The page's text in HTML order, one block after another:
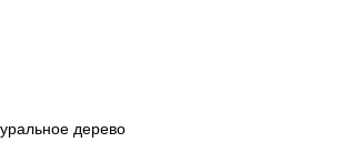
дерево